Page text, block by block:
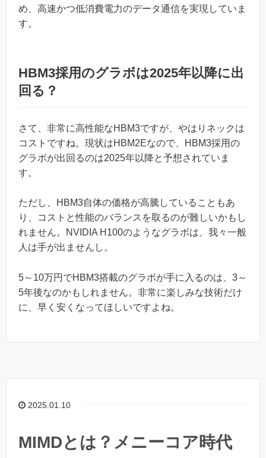
め、高速かつ低消費電力のデータ通信を実現していま
す。
HBM3採用のグラボは2025年以降に出
回る？
さて、非常に高性能なHBM3ですが、やはりネックは
コストですね。現状はHBM2Eなので、HBM3採用の
グラボが出回るのは2025年以降と予想されていま
す。
ただし、HBM3自体の価格が高騰していることもあ
り、コストと性能のバランスを取るのが難しいかもし
れません。NVIDIA H100のようなグラボは、我々一般
人は手が出ませんし。
5～10万円でHBM3搭載のグラボが手に入るのは、3～
5年後なのかもしれません。非常に楽しみな技術だけ
に、早く安くなってほしいですよね。
2025.01.10
MIMDとは？メニーコア時代